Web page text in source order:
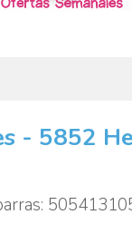
- 5852